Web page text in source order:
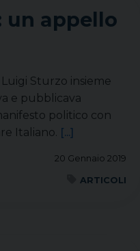
un appello
Luigi Sturzo insieme
e pubblicava
politico con
Italiano. [...]
20 Gennaio 2019
ARTICOLI